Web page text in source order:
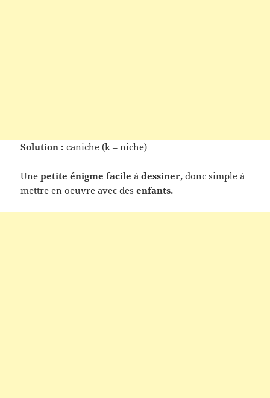
Solution : caniche (k – niche)
Unepetite énigme facile àdessiner, donc simple à
mettre en oeuvre avec desenfants.